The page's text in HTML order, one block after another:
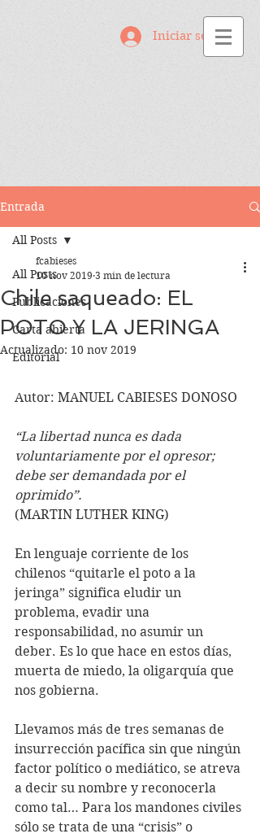
Iniciar sesión
Entrada
All Posts
Publicaciones
Carta abierta
Editorial
All Posts
Chile saqueado: EL
POTO Y LA JERINGA
fcabieses
10 nov 2019 3 min de lectura
Actualizado: 10 nov 2019
Autor: MANUEL CABIESES DONOSO
“La libertad nunca es dada
voluntariamente por el opresor;
debe ser demandada por el
oprimido”.
(MARTIN LUTHER KING)
En lenguaje corriente de los
chilenos “quitarle el poto a la
jeringa” significa eludir un
problema, evadir una
responsabilidad, no asumir un
deber. Es lo que hace en estos días,
muerta de miedo, la oligarquía que
nos gobierna.
Llevamos más de tres semanas de
insurrección pacífica sin que ningún
factor político o mediático, se atreva
a decir su nombre y reconocerla
como tal… Para los mandones civiles
sólo se trata de una “crisis” o